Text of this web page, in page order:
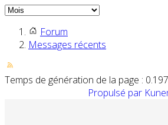
Forum
Messages récents
Temps de génération de la page :
Propulsé par